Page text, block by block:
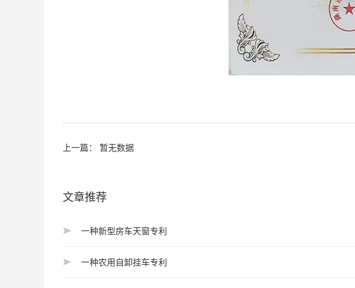
上一篇： 暂无数据
文章推荐
一种新型房车天窗专利
一种农用自卸挂车专利